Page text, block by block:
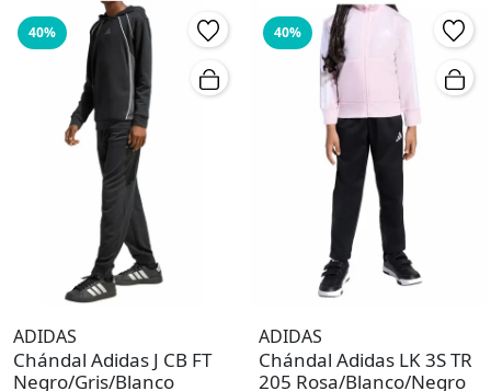
40%
ADIDAS
Chándal Adidas J CB FT
Negro/Gris/Blanco
40%
ADIDAS
Chándal Adidas LK 3S TR
205 Rosa/Blanco/Negro